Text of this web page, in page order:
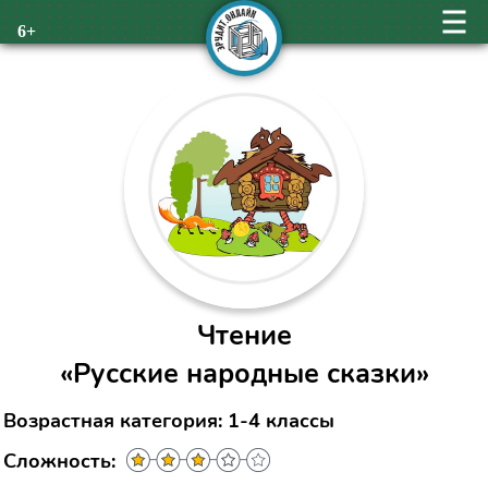
6+
Чтение
«Русские народные сказки»
Возрастная категория: 1-4 классы
Сложность: